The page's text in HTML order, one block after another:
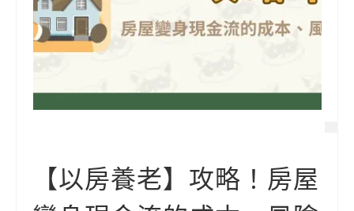
【以房養老】攻略！房屋